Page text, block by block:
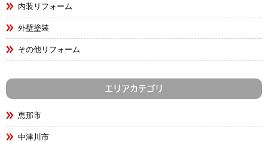
内装リフォーム
外壁塗装
その他リフォーム
エリアカテゴリ
恵那市
中津川市